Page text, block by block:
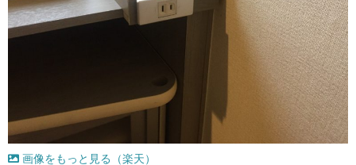
画像をもっと見る（楽天）